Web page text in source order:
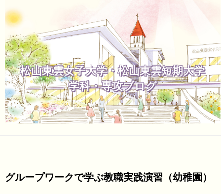
松山東雲女子大学・松山東雲短期大学
学科・専攻ブログ
グループワークで学ぶ教職実践演習（幼稚園）